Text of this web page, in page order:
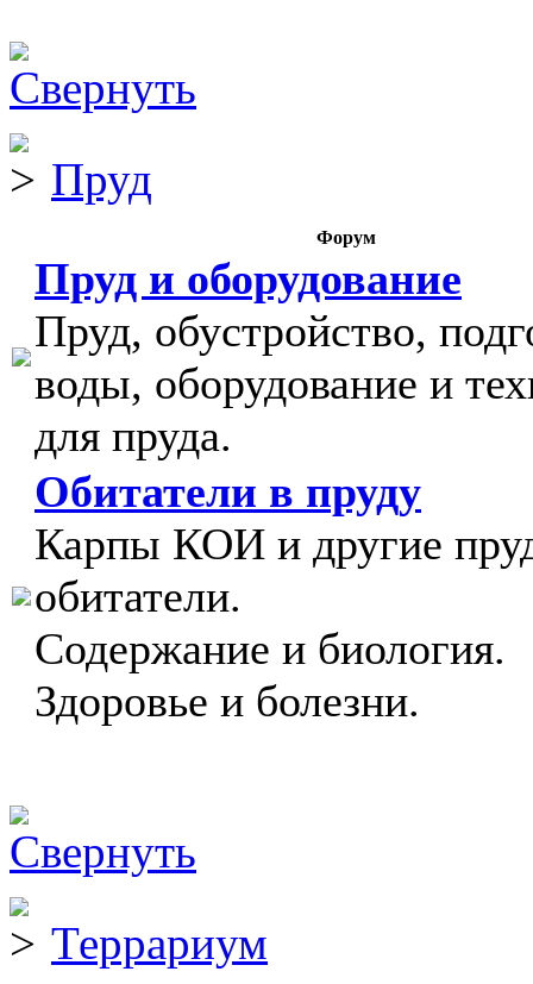
Пруд
Форум
Пруд и оборудование
Пруд, обустройство,
воды, оборудование и
для пруда.
Обитатели в пруду
Карпы КОИ и другие
обитатели.
Содержание и биология.
Здоровье и болезни.
Террариум